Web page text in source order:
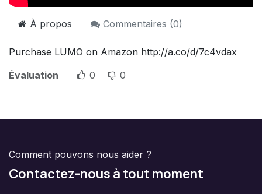
À propos Commentaires (0)
Purchase LUMO on Amazon http://a.co/d/7c4vdax
Évaluation
0 0
Comment pouvons nous aider ?
Contactez-nous à tout moment